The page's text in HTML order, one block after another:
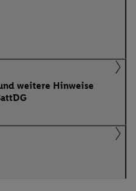
weitere Hinweise